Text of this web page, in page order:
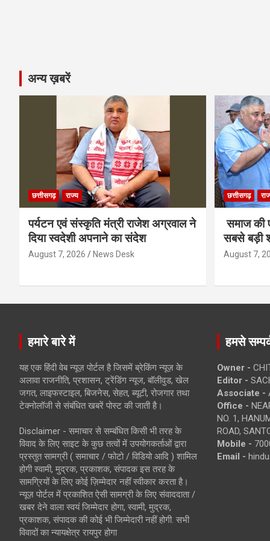
अन्य ख़बरें
छत्तीसगढ़ राज्य
पर्यटन एवं संस्कृति मंत्री राजेश अग्रवाल ने
दिया स्वदेशी अपनाने का संदेश
August 7, 2026 News Desk
छत्तीसगढ़
समाज की
सबसे बड़ी
August 7,
हमारे बारे में
यह एक हिंदी वेब न्यूज़ पोर्टल है जिसमें ब्रेकिंग न्यूज़ के
अलावा राजनीति, प्रशासन, ट्रेंडिंग न्यूज, बॉलीवुड, खेल
जगत, लाइफस्टाइल, बिजनेस, सेहत, ब्यूटी, रोजगार तथा
टेक्नोलॉजी से संबंधित खबरें पोस्ट की जाती है।
Disclaimer - समाचार से सम्बंधित किसी भी तरह के
विवाद के लिए साइट के कुछ तत्वों में उपयोगकर्ताओं द्वारा
प्रस्तुत सामग्री ( समाचार / फोटो / विडियो आदि ) शामिल
होगी स्वामी, मुद्रक, प्रकाशक, संपादक इस तरह के
सामग्रियों के लिए कोई ज़िम्मेदार नहीं स्वीकार करता है।
न्यूज़ पोर्टल में प्रकाशित ऐसी सामग्री के लिए संवाददाता /
खबर देने वाला स्वयं जिम्मेदार होगा, स्वामी, मुद्रक,
प्रकाशक, संपादक की कोई भी जिम्मेदारी नहीं होगी. सभी
विवादों का न्यायक्षेत्र रायपुर होगा
हमसे
Owner -
Editor -
Associate -
Office -
NO. 1,
ROAD,
Mobile -
Email -